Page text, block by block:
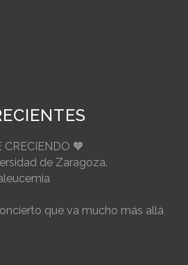
CRECIENDO 🧡
de Zaragoza.
que va mucho más allá